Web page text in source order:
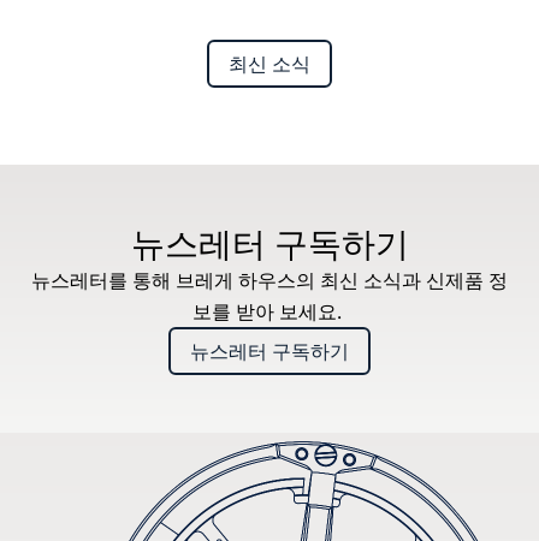
최신 소식
뉴스레터 구독하기
뉴스레터를 통해 브레게 하우스의 최신 소식과 신제품 정
보를 받아 보세요.
뉴스레터 구독하기